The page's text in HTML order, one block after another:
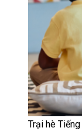
Trại hè